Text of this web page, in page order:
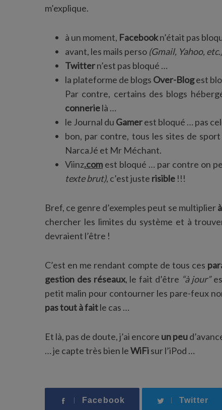
m’explique.
à un moment, Facebookn’était pas
avant, les mails perso (Gmail, Yahoo,
Twittern’est pas bloqué …
la plateforme de blogs Over-Blogest
Par contre, certains des blogs
connerielà …
le Journal du Gamerest bloqué … pas
bon, par contre, tous les sites de sport
NarcaJé et Mr Méchant.
Viinz.com est bloqué … par contre on
texte brut), c’est juste risible !!!
Bref, ce genre d’exemples peut se multiplier
chercher les limites du système et à
devraient l’être !
C’est en me rendant compte de tous ces
gestion des réseaux, le fait d’être “à jour”
petit malin pour contourner les pare-feux
pas tout à faitle cas …
Et là, pas de doute, j’ai encore un peu
… je capte très bien leWiFisur l’iPod …
Facebook Twitter